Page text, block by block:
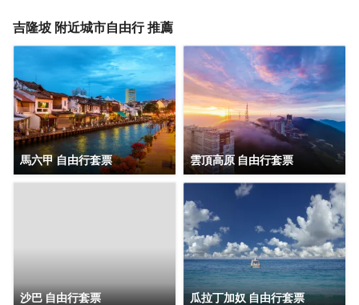
自己的房間舒適的用餐，酒店可提供客房服務。若是覺得酒
的香蘭葉蛋奶煎糕、Nobu（日本料理）的Black Cod With
Miso和Restoran Rebung Chef Ismail（東南亞菜）的亞參叻
沙或許能勾起您的食慾。酒店種類繁多的休閒設施能為每一
位下榻於此的您創造多元化的休閒空間，這其中包括按摩室
和室外泳池。酒店的會議廳將熱情的服務與專業的素質完美
地結合在一起。客人如需兌換貨幣，酒店會為您提供外幣兌
換服務。
吉隆坡 附近城市自由行 推薦
馬六甲 自由行套票 雲頂高原 自由行套票
沙巴 自由行套票 瓜拉丁加奴 自由行套票